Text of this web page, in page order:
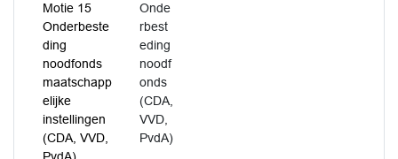
Motie 15
Onderbeste
ding
noodfonds
maatschapp
elijke
instellingen
(CDA, VVD,
Onde
rbest
eding
noodf
onds
(CDA,
VVD,
PvdA)